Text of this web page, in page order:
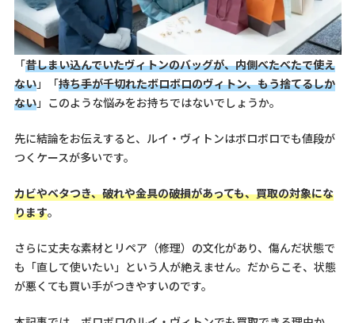
「昔しまい込んでいたヴィトンのバッグが、内側べたべたで使え
ない」「持ち手が千切れたボロボロのヴィトン、もう捨てるしか
ない」このような悩みをお持ちではないでしょうか。
先に結論をお伝えすると、ルイ・ヴィトンはボロボロでも値段が
つくケースが多いです。
カビやベタつき、破れや金具の破損があっても、買取の対象にな
ります。
さらに丈夫な素材とリペア（修理）の文化があり、傷んだ状態で
も「直して使いたい」という人が絶えません。だからこそ、状態
が悪くても買い手がつきやすいのです。